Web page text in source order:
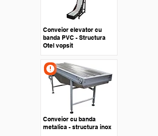
Conveior elevator cu
banda PVC - Structura
Otel vopsit
Conveior cu banda
metalica - structura inox